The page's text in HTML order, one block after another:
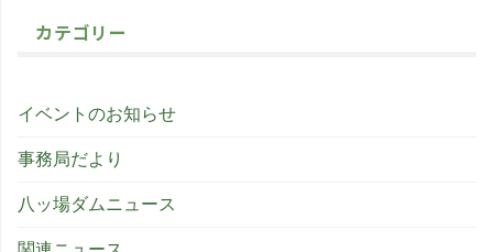
カテゴリー
イベントのお知らせ
事務局だより
八ッ場ダムニュース